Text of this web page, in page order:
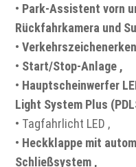
• Park-Assistent vorn
Rückfahrkamera und
•
• Start/Stop-Anlage ,
• Hauptscheinwerfer
Light System Plus
• Tagfahrlicht LED ,
• Heckklappe mit
Schließsystem ,